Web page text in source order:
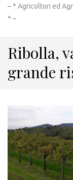
– * Agricoltori ed
* –
Ribolla,
grande